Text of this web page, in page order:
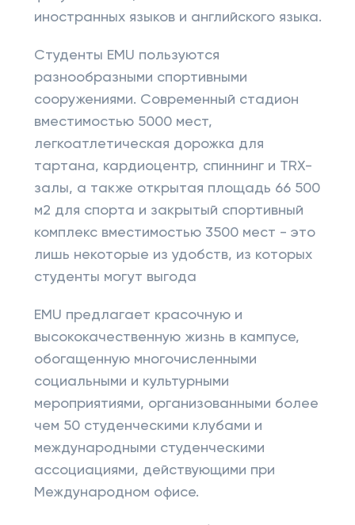
иностранных языков и английского языка.
Студенты EMU пользуются
разнообразными спортивными
сооружениями. Современный стадион
вместимостью 5000 мест,
легкоатлетическая дорожка для
тартана, кардиоцентр, спиннинг и TRX-
залы, а также открытая площадь 66 500
м2 для спорта и закрытый спортивный
комплекс вместимостью 3500 мест - это
лишь некоторые из удобств, из которых
студенты могут выгода
EMU предлагает красочную и
высококачественную жизнь в кампусе,
обогащенную многочисленными
социальными и культурными
мероприятиями, организованными более
чем 50 студенческими клубами и
международными студенческими
ассоциациями, действующими при
Международном офисе.